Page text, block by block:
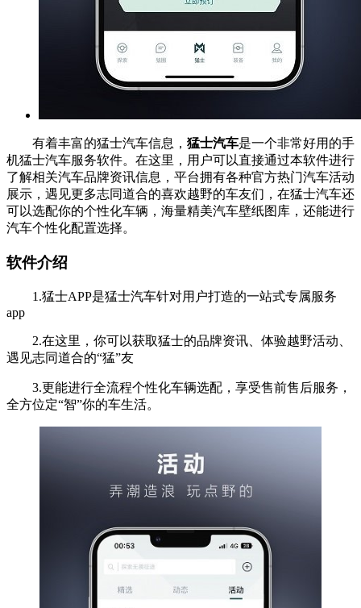
有着丰富的猛士汽车信息， 猛士汽车是一个非常好用的手
机猛士汽车服务软件。在这里，用户可以直接通过本软件进行
了解相关汽车品牌资讯信息，平台拥有各种官方热门汽车活动
展示，遇见更多志同道合的喜欢越野的车友们，在猛士汽车还
可以选配你的个性化车辆，海量精美汽车壁纸图库，还能进行
汽车个性化配置选择。
软件介绍
1.猛士APP是猛士汽车针对用户打造的一站式专属服务
app
2.在这里，你可以获取猛士的品牌资讯、体验越野活动、
遇见志同道合的“猛”友
3.更能进行全流程个性化车辆选配，享受售前售后服务，
全方位定“智”你的车生活。